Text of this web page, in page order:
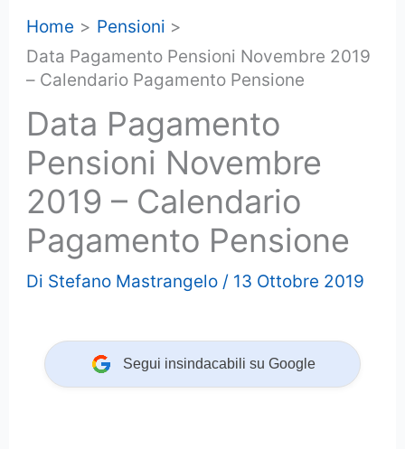
Home
Pensioni
Data Pagamento Pensioni Novembre 2019
– Calendario Pagamento Pensione
Data Pagamento
Pensioni Novembre
2019 – Calendario
Pagamento Pensione
Di Stefano Mastrangelo / 13 Ottobre 2019
Segui insindacabili su Google